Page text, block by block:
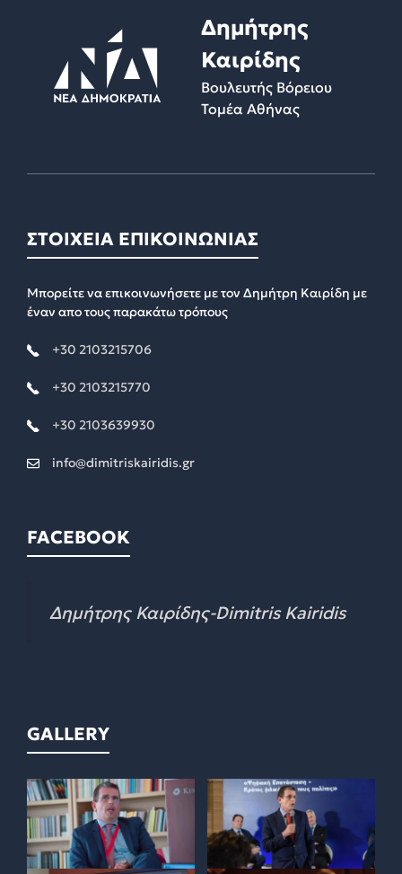
Δημήτρης
Καιρίδης
Βουλευτής Βόρειου
Τομέα Αθήνας
ΣΤΟΙΧΕΙΑ ΕΠΙΚΟΙΝΩΝΙΑΣ
Μπορείτε να επικοινωνήσετε με τον Δημήτρη Καιρίδη με
έναν απο τους παρακάτω τρόπους
+30 2103215706
+30 2103215770
+30 2103639930
info@dimitriskairidis.gr
FACEBOOK
Δημήτρης Καιρίδης-Dimitris Kairidis
GALLERY